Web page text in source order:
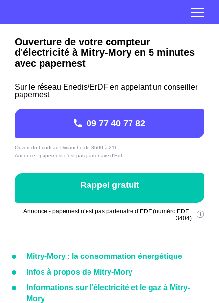
Ouverture de votre compteur
d'électricité à Mitry-Mory en 5 minutes
avec papernest
Sur le réseau Enedis/ErDF en appelant un conseiller
papernest
09 77 40 77 82
Ouvert du Lundi au Dimanche de 8h00 à 21h
Annonce - papernest n'est pas partenaire d'Edf
Rappel gratuit
Annonce - papernest n’est pas partenaire d’EDF (numéro EDF :
3404)
Mitry-Mory : la consommation énergétique
Infos à propos de Mitry-Mory
Informations sur l'électricité et le gaz à Mitry-
Mory